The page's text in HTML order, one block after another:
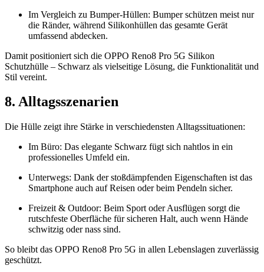
Im Vergleich zu Bumper-Hüllen: Bumper schützen meist nur
die Ränder, während Silikonhüllen das gesamte Gerät
umfassend abdecken.
Damit positioniert sich die OPPO Reno8 Pro 5G Silikon
Schutzhülle – Schwarz als vielseitige Lösung, die Funktionalität und
Stil vereint.
8. Alltagsszenarien
Die Hülle zeigt ihre Stärke in verschiedensten Alltagssituationen:
Im Büro: Das elegante Schwarz fügt sich nahtlos in ein
professionelles Umfeld ein.
Unterwegs: Dank der stoßdämpfenden Eigenschaften ist das
Smartphone auch auf Reisen oder beim Pendeln sicher.
Freizeit & Outdoor: Beim Sport oder Ausflügen sorgt die
rutschfeste Oberfläche für sicheren Halt, auch wenn Hände
schwitzig oder nass sind.
So bleibt das OPPO Reno8 Pro 5G in allen Lebenslagen zuverlässig
geschützt.